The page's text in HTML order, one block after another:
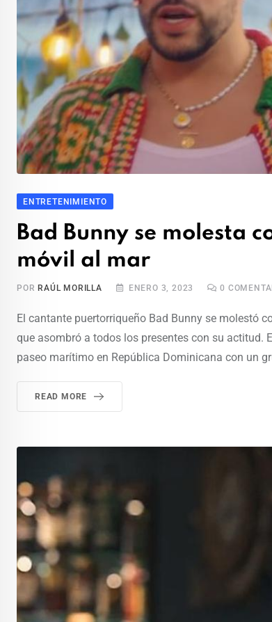
ENTRETENIMIENTO
Bad Bunny se molesta
móvil al mar
POR RAÚL MORILLA ENERO 3, 2023 0
El cantante puertorriqueño Bad Bunny se molestó
que asombró a todos los presentes con su actitud.
paseo marítimo en República Dominicana con un
READ MORE